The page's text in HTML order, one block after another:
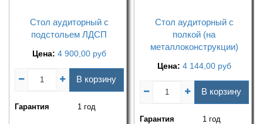
Стол аудиторный с
подстольем ЛДСП
Цена: 4 900,00 руб
В корзину
Гарантия 1 год
Стол аудиторный с
полкой (на
металлоконструкции)
Цена: 4 144,00 руб
В корзину
Гарантия 1 год